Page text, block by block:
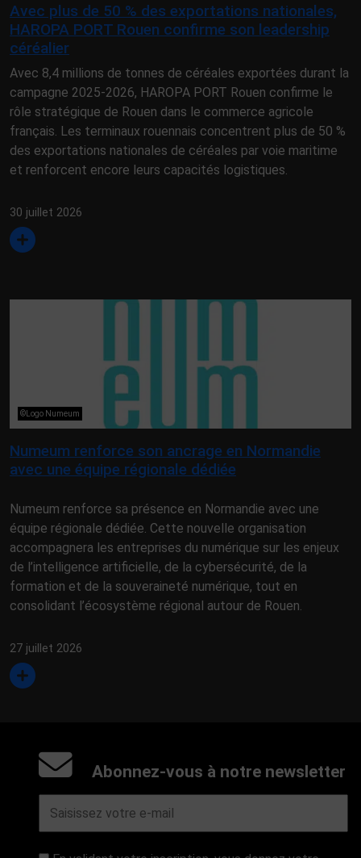
Avec plus de 50 % des exportations nationales,
HAROPA PORT Rouen confirme son leadership
céréalier
Avec 8,4 millions de tonnes de céréales exportées durant la
campagne 2025-2026, HAROPA PORT Rouen confirme le
rôle stratégique de Rouen dans le commerce agricole
français. Les terminaux rouennais concentrent plus de 50 %
des exportations nationales de céréales par voie maritime
et renforcent encore leurs capacités logistiques.
30 juillet 2026
©Logo Numeum
Numeum renforce son ancrage en Normandie
avec une équipe régionale dédiée
Numeum renforce sa présence en Normandie avec une
équipe régionale dédiée. Cette nouvelle organisation
accompagnera les entreprises du numérique sur les enjeux
de l’intelligence artificielle, de la cybersécurité, de la
formation et de la souveraineté numérique, tout en
consolidant l’écosystème régional autour de Rouen.
27 juillet 2026
Abonnez-vous à notre newsletter